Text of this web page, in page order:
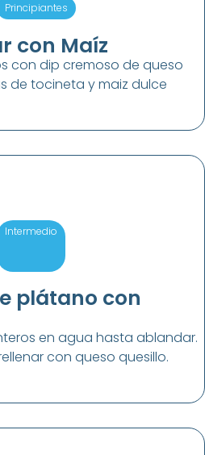
Principiantes
con Maíz
con dip cremoso de queso
de tocineta y maiz dulce
Intermedio
plátano con
en agua hasta ablandar.
con queso quesillo.